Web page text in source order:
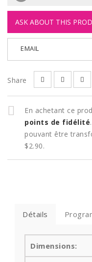
ASK ABOUT THIS
EMAIL
Share
En achetant ce
points de fidélité
pouvant être
$2.90.
Détails
Dimensions: